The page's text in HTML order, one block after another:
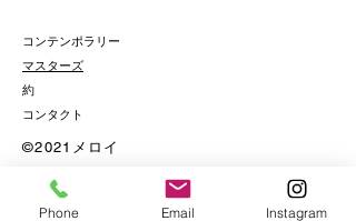
コンテンポラリー
マスターズ
約
コンタクト
©2021メロイ
Phone Email Instagram